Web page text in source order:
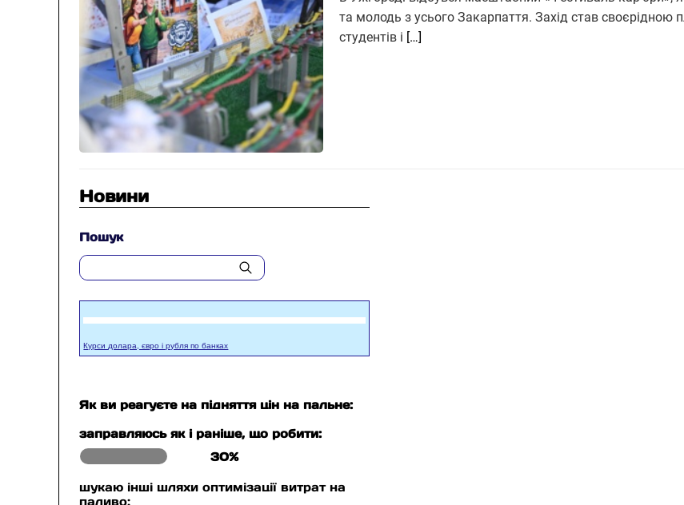
та молодь з усього Закарпаття. Захід став
студентів і […]
Новини
Пошук
Курси долара, євро і рубля по банках
Як ви реагуєте на підняття цін на пальне:
заправляюсь як і раніше, що робити:
30%
шукаю інші шляхи оптимізації витрат на
паливо: